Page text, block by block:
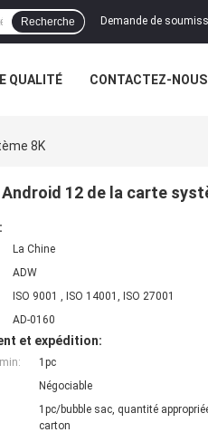
Demande de
Recherche
QUALITÉ CONTACTEZ-NOUS
8K
Android 12 de la carte
La Chine
ADW
ISO 9001 , ISO 14001, ISO 27001
AD-0160
et expédition:
1pc
Négociable
1pc/bubble sac, quantité
carton